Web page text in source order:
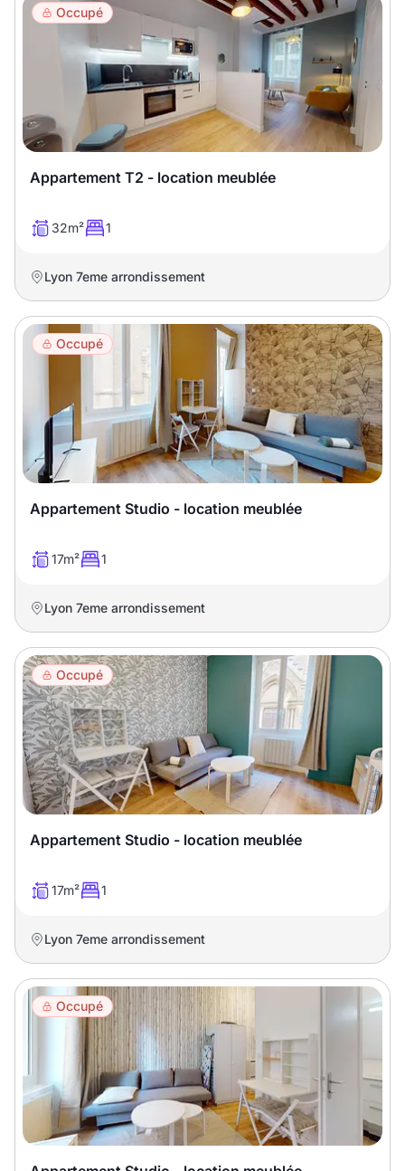
Occupé
Appartement T2 - location meublée
32m² 1
Lyon 7eme arrondissement
Occupé
Appartement Studio - location meublée
17m² 1
Lyon 7eme arrondissement
Occupé
Appartement Studio - location meublée
17m² 1
Lyon 7eme arrondissement
Occupé